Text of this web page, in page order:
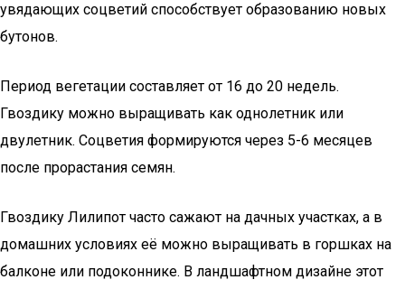
увядающих соцветий способствует образованию новых
бутонов.
Период вегетации составляет от 16 до 20 недель.
Гвоздику можно выращивать как однолетник или
двулетник. Соцветия формируются через 5-6 месяцев
после прорастания семян.
Гвоздику Лилипот часто сажают на дачных участках, а в
домашних условиях её можно выращивать в горшках на
балконе или подоконнике. В ландшафтном дизайне этот